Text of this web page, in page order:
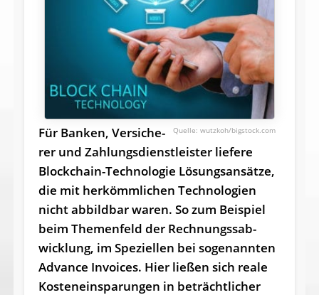
wutzkoh/bigstock.com
Für Ban­ken, Ver­si­che­
rer und Zah­lungs­dienst­leis­ter lie­fe­re
Block­chain-Tech­no­lo­gie Lö­sungs­an­sät­ze,
die mit her­kömm­li­chen Tech­no­lo­gi­en
nicht ab­bild­bar wa­ren. So zum Bei­spiel
beim The­men­feld der Rech­nungs­sab­
wick­lung, im Spe­zi­el­len bei so­ge­nann­ten
Ad­van­ce In­voices. Hier lie­ßen sich rea­le
Kos­ten­ein­spa­run­gen in be­trächt­li­cher